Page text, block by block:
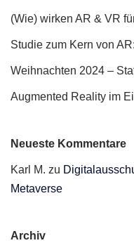
(Wie) wirken AR & VR
Studie zum Kern von
Weihnachten 2024 –
Augmented Reality im
Neueste Kommentare
Karl M. zu
Metaverse
Archiv